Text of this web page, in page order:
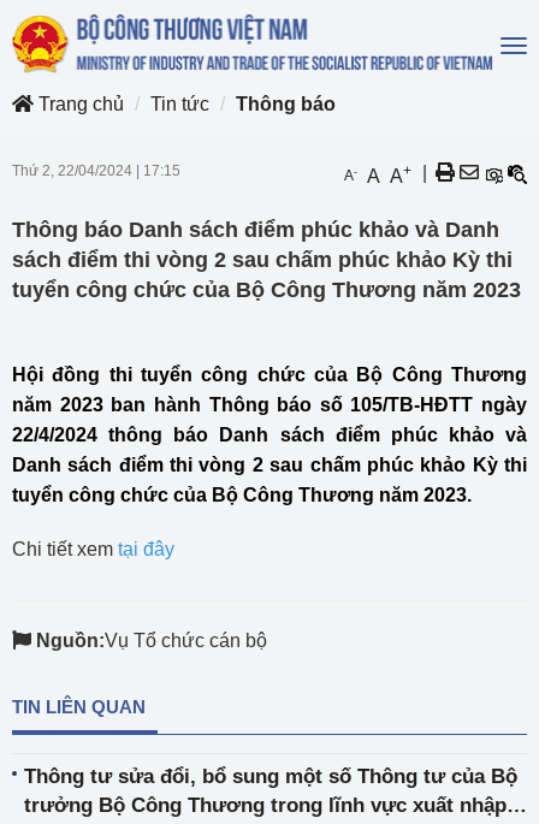
Trang chủ
Tin tức Thông báo
Thứ 2, 22/04/2024 17:15 A- A A+
Thông báo Danh sách điểm phúc khảo và Danh
sách điểm thi vòng 2 sau chấm phúc khảo Kỳ thi
tuyển công chức của Bộ Công Thương năm 2023
Hội đồng thi tuyển công chức của Bộ Công Thương
năm 2023 ban hành Thông báo số 105/TB-HĐTT ngày
22/4/2024 thông báo Danh sách điểm phúc khảo và
Danh sách điểm thi vòng 2 sau chấm phúc khảo Kỳ thi
tuyển công chức của Bộ Công Thương năm 2023.
Chi tiết xem tại đây
Nguồn:Vụ Tổ chức cán bộ
TIN LIÊN QUAN
Thông tư sửa đổi, bổ sung một số Thông tư của Bộ
trưởng Bộ Công Thương trong lĩnh vực xuất nhập